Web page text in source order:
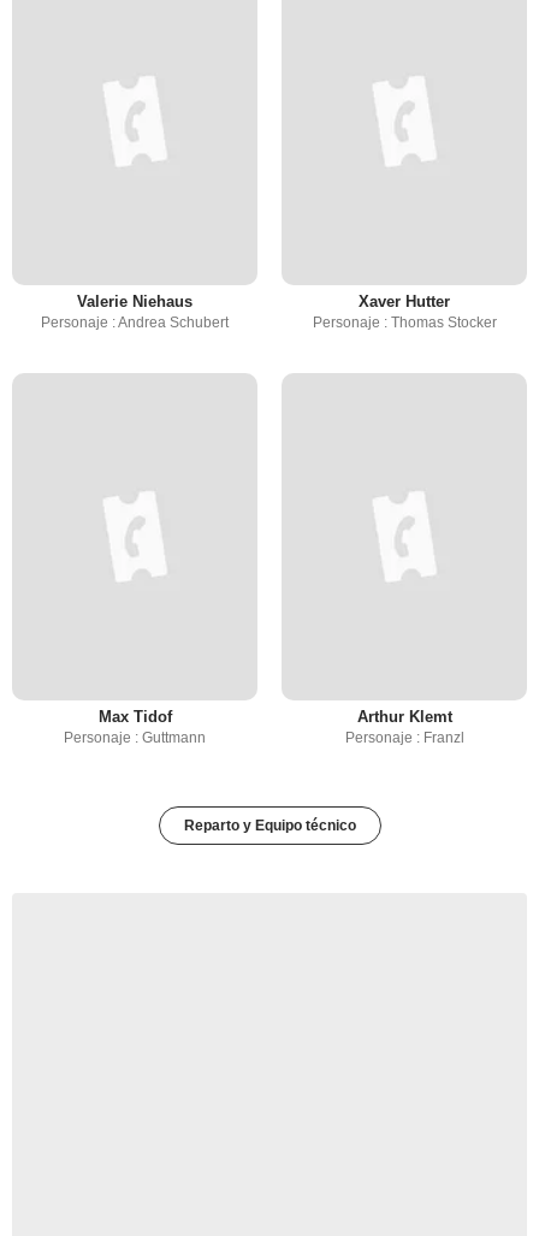
Valerie Niehaus
Personaje : Andrea Schubert
Xaver Hutter
Personaje : Thomas Stocker
Max Tidof
Personaje : Guttmann
Arthur Klemt
Personaje : Franzl
Reparto y Equipo técnico